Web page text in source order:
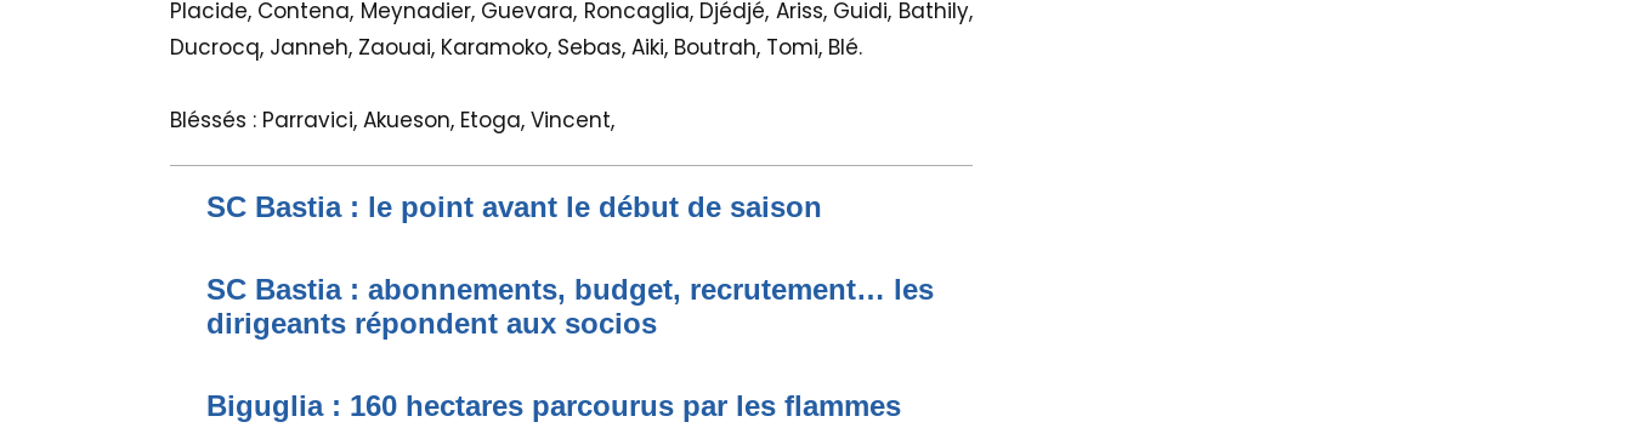
Placide, Contena, Meynadier, Guevara, Roncaglia, Djédjé, Ariss, Guidi, Bathily,
Ducrocq, Janneh, Zaouai, Karamoko, Sebas, Aiki, Boutrah, Tomi, Blé.
Bléssés : Parravici, Akueson, Etoga, Vincent,
SC Bastia : le point avant le début de saison
SC Bastia : abonnements, budget, recrutement… les
dirigeants répondent aux socios
Biguglia : 160 hectares parcourus par les flammes